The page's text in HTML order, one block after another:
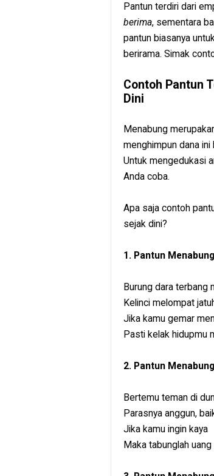
Pantun terdiri dari
berima, sementara
pantun biasanya
berirama. Simak
Contoh Pantun
Dini
Menabung
menghimpun dana
Untuk mengedukasi
Anda coba.
Apa saja contoh
sejak dini?
1. Pantun
Burung dara terbang
Kelinci melompat
Jika kamu gemar
Pasti kelak hidupmu
2. Pantun
Bertemu teman di
Parasnya anggun,
Jika kamu ingin kaya
Maka tabunglah